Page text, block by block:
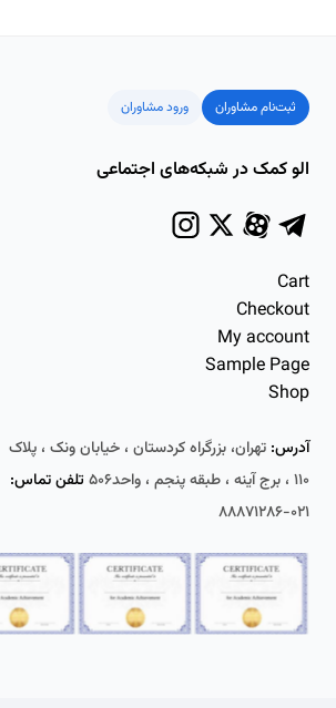
ثبت‌نام مشاوران ورود مشاوران
الو کمک در شبکه‌های اجتماعی
Cart
Checkout
My account
Sample Page
Shop
آدرس: تهران، بزرگراه کردستان ، خیابان ونک ، پلاک
۱۱۰ ، برج آینه ، طبقه پنجم ، واحد۵۰۶
تلفن تماس:
۰۲۱-۸۸۸۷۱۲۸۶